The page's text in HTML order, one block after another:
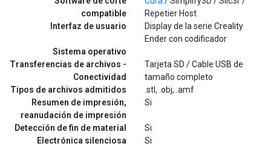
compatible
Repetier Host
Interfaz de usuario
Display de la serie Creality
Ender con codificador
Sistema operativo
Transferencias de archivos -
Conectividad
Tarjeta SD / Cable USB de
tamaño completo
Tipos de archivos admitidos
.stl, .obj, .amf
Resumen de impresión,
reanudación de impresión
Si
Detección de fin de material
Si
Electrónica silenciosa
Si